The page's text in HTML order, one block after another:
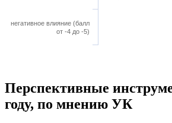
негативное влияние (балл
от -4 до -5)
Перспективные
году, по мнению УК